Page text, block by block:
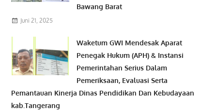
Bawang Barat
Juni 21, 2025
Waketum GWI Mendesak Aparat
Penegak Hukum (APH) & Instansi
Pemerintahan Serius Dalam
Pemeriksaan, Evaluasi Serta
Pemantauan Kinerja Dinas Pendidikan Dan Kebudayaan
kab.Tangerang